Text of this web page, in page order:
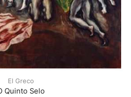
El Greco
Quinto Selo